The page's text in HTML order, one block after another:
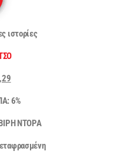
ιστορίες
6%
ΝΤΟΡΑ